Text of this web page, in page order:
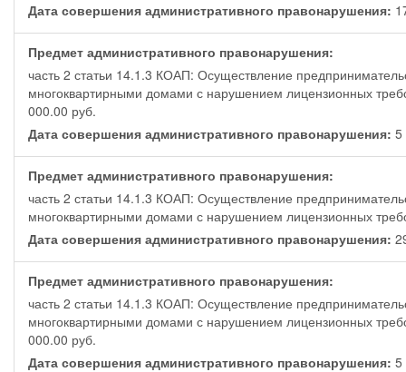
Дата совершения административного правонарушения:
Предмет административного правонарушения:
часть 2 статьи 14.1.3 КОАП: Осуществление
многоквартирными домами с нарушением лицензионных
000.00 руб.
Дата совершения административного правонарушения: 5
Предмет административного правонарушения:
часть 2 статьи 14.1.3 КОАП: Осуществление
многоквартирными домами с нарушением лицензионных
Дата совершения административного правонарушения:
Предмет административного правонарушения:
часть 2 статьи 14.1.3 КОАП: Осуществление
многоквартирными домами с нарушением лицензионных
000.00 руб.
Дата совершения административного правонарушения: 5